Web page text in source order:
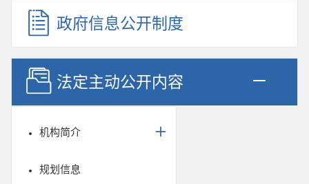
政府信息公开制度
法定主动公开内容
机构简介
规划信息